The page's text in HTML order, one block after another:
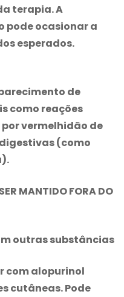
terapia. A
ocasionar a
esperados.
de
como reações
vermelhidão de
(como
MANTIDO FORA DO
outras substâncias
com alopurinol
cutâneas. Pode